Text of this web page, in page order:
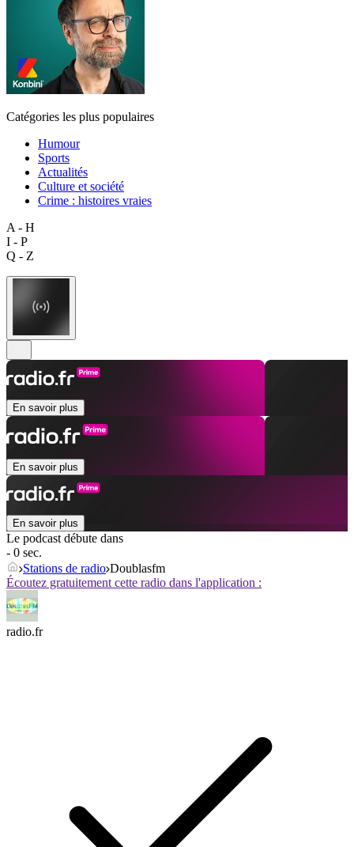
Catégories les plus populaires
Humour
Sports
Actualités
Culture et société
Crime : histoires vraies
A - H
I - P
Q - Z
En savoir plus
En savoir plus
En savoir plus
Le podcast débute dans
- 0 sec.
Stations de radio Doublasfm
Écoutez gratuitement cette radio dans l'application :
radio.fr